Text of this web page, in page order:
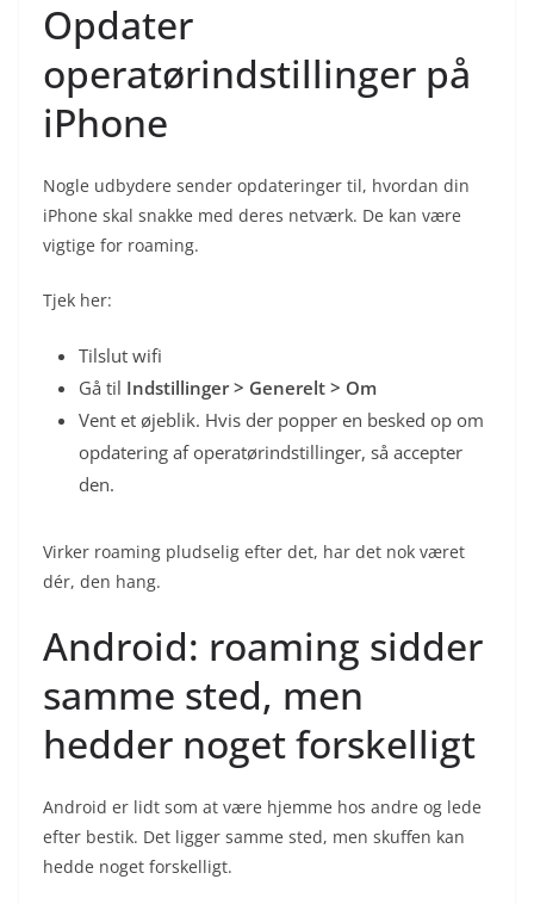
Opdater
operatørindstillinger på
iPhone
Nogle udbydere sender opdateringer til, hvordan din
iPhone skal snakke med deres netværk. De kan være
vigtige for roaming.
Tjek her:
Tilslut wifi
Gå til Indstillinger > Generelt > Om
Vent et øjeblik. Hvis der popper en besked op om
opdatering af operatørindstillinger, så accepter
den.
Virker roaming pludselig efter det, har det nok været
dér, den hang.
Android: roaming sidder
samme sted, men
hedder noget forskelligt
Android er lidt som at være hjemme hos andre og lede
efter bestik. Det ligger samme sted, men skuffen kan
hedde noget forskelligt.